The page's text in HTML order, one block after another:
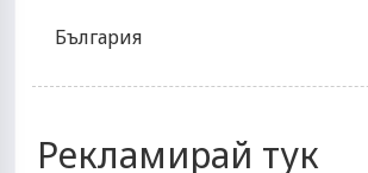
България
Рекламирай тук